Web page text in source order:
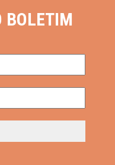
BOLETIM